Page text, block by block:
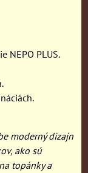
NEPO PLUS.
moderný dizajn
ako sú
topánky a